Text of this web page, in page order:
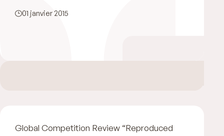
01 janvier 2015
Global Competition Review “Reproduced